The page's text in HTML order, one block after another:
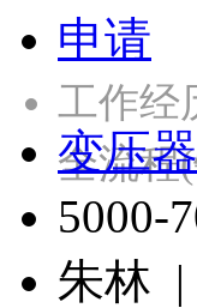
申请
工作经
全流程
变压
5000-
朱林